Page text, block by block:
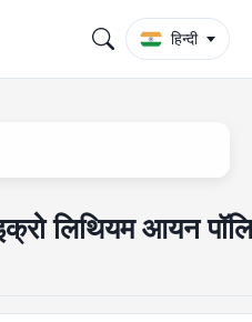
हिन्दी
लिथियम आयन